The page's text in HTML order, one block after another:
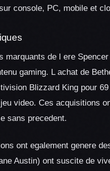
console, PC, mobile et
marquants de l ere
gaming. L achat de
Blizzard King pour
video. Ces acquisitions
sans precedent.
ont egalement genere
Austin) ont suscite de